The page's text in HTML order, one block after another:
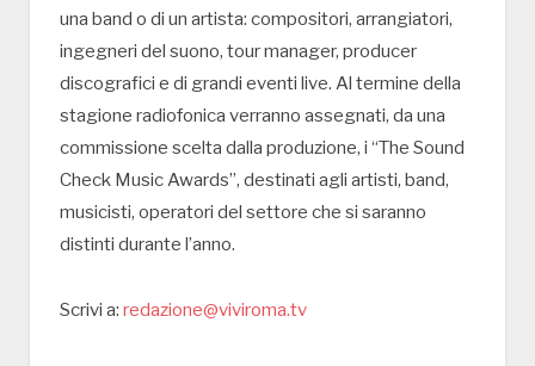
una band o di un artista: compositori, arrangiatori,
ingegneri del suono, tour manager, producer
discografici e di grandi eventi live. Al termine della
stagione radiofonica verranno assegnati, da una
commissione scelta dalla produzione, i “The Sound
Check Music Awards”, destinati agli artisti, band,
musicisti, operatori del settore che si saranno
distinti durante l’anno.
Scrivi a: redazione@viviroma.tv